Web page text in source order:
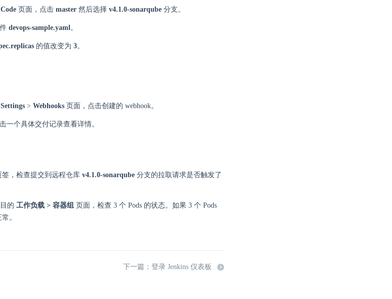
Code 页面，点击 master 然后选择 v4.1.0-sonarqube 分支。
devops-sample.yaml。
的值改变为 3。
Settings > Webhooks 页面，点击创建的 webhook。
一个具体交付记录查看详情。
签，检查提交到远程仓库 v4.1.0-sonarqube 分支的拉取请求是否触发了
的 工作负载 > 容器组 页面，检查 3 个 Pods 的状态。如果 3 个 Pods
。
下一篇：登录 Jenkins 仪表板